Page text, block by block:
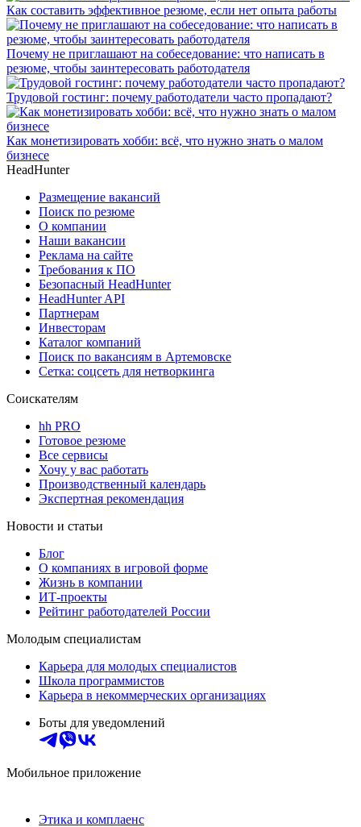
Как составить эффективное резюме, если нет опыта работы
Почему не приглашают на собеседование: что написать в
резюме, чтобы заинтересовать работодателя
Трудовой гостинг: почему работодатели часто пропадают?
Как монетизировать хобби: всё, что нужно знать о малом
бизнесе
HeadHunter
Размещение вакансий
Поиск по резюме
О компании
Наши вакансии
Реклама на сайте
Требования к ПО
Безопасный HeadHunter
HeadHunter API
Партнерам
Инвесторам
Каталог компаний
Поиск по вакансиям в Артемовске
Сетка: соцсеть для нетворкинга
Соискателям
hh PRO
Готовое резюме
Все сервисы
Хочу у вас работать
Производственный календарь
Экспертная рекомендация
Новости и статьи
Блог
О компаниях в игровой форме
Жизнь в компании
ИТ-проекты
Рейтинг работодателей России
Молодым специалистам
Карьера для молодых специалистов
Школа программистов
Карьера в некоммерческих организациях
Боты для уведомлений
Мобильное приложение
Этика и комплаенс